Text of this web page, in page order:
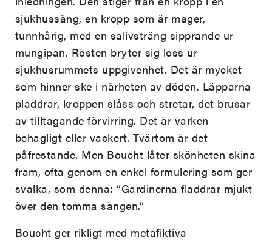
sjukhussäng, en kropp som är mager,
tunnhårig, med en salivsträng sipprande ur
mungipan. Rösten bryter sig loss ur
sjukhusrummets uppgivenhet. Det är mycket
som hinner ske i närheten av döden. Läpparna
pladdrar, kroppen slåss och stretar, det brusar
av tilltagande förvirring. Det är varken
behagligt eller vackert. Tvärtom är det
påfrestande. Men Boucht låter skönheten skina
fram, ofta genom en enkel formulering som ger
svalka, som denna: ”Gardinerna fladdrar mjukt
över den tomma sängen.”
Boucht ger rikligt med metafiktiva